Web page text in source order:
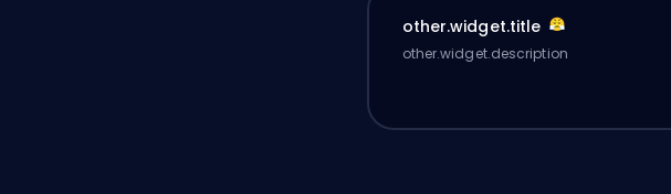
other.widget.title
other.widget.description